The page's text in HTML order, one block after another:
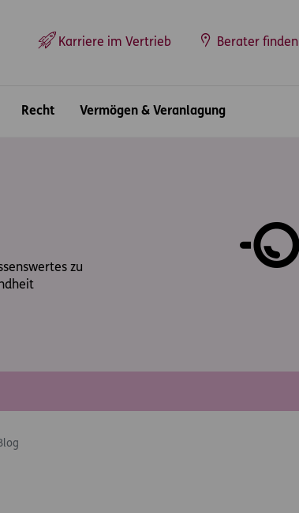
Karriere im Vertrieb Berater finden
Recht Vermögen & Veranlagung
zu